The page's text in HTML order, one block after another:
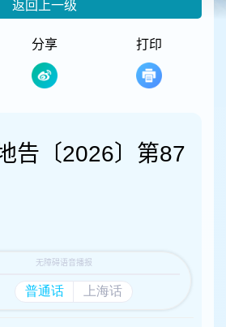
返回上一级
分享 打印
告〔2026〕第87